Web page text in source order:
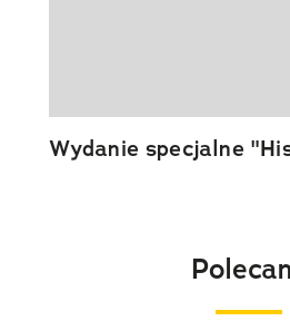
Wydanie specjalne